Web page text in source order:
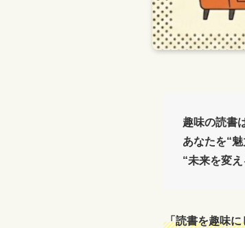
趣味の読書
あなたを“魅
“未来を変え
「読書を趣味